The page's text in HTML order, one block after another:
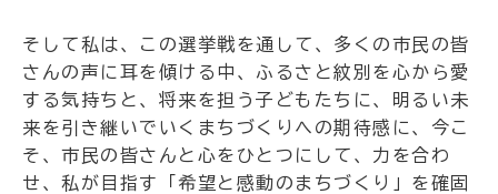
そして私は、この選挙戦を通して、多くの市民の皆
さんの声に耳を傾ける中、ふるさと紋別を心から愛
する気持ちと、将来を担う子どもたちに、明るい未
来を引き継いでいくまちづくりへの期待感に、今こ
そ、市民の皆さんと心をひとつにして、力を合わ
せ、私が目指す「希望と感動のまちづくり」を確固